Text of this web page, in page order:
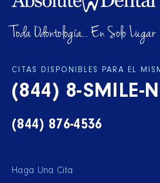
Toda Odontología... En Solo Lugar
CITAS DISPONIBLES PARA EL
(844) 8-SMILE-
(844) 876-4536
Haga Una Cita